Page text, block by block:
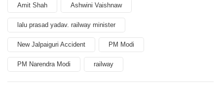
Amit Shah Ashwini Vaishnaw
lalu prasad yadav. railway minister
New Jalpaiguri Accident PM Modi
PM Narendra Modi railway